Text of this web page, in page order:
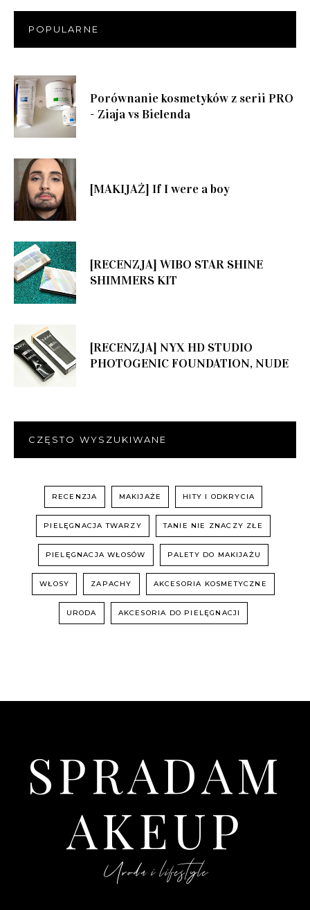
POPULARNE
Porównanie kosmetyków z serii PRO
- Ziaja vs Bielenda
[MAKIJAŻ] If I were a boy
[RECENZJA] WIBO STAR SHINE
SHIMMERS KIT
[RECENZJA] NYX HD STUDIO
PHOTOGENIC FOUNDATION, NUDE
CZĘSTO WYSZUKIWANE
RECENZJA MAKIJAŻE HITY I ODKRYCIA
PIELĘGNACJA TWARZY TANIE NIE ZNACZY ZŁE
PIELĘGNACJA WŁOSÓW PALETY DO MAKIJAŻU
WŁOSY ZAPACHY AKCESORIA KOSMETYCZNE
URODA AKCESORIA DO PIELĘGNACJI
SPRADAM
AKEUP
Uroda i lifestyle